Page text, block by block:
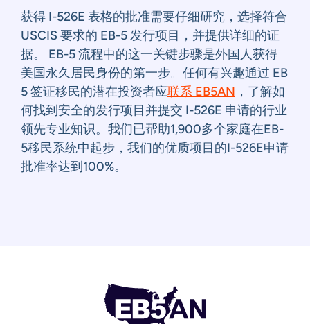
获得 I-526E 表格的批准需要仔细研究，选择符合
USCIS 要求的 EB-5 发行项目，并提供详细的证
据。 EB-5 流程中的这一关键步骤是外国人获得
美国永久居民身份的第一步。任何有兴趣通过 EB
5 签证移民的潜在投资者应联系 EB5AN ，了解如
何找到安全的发行项目并提交 I-526E 申请的行业
领先专业知识。我们已帮助1,900多个家庭在EB-
5移民系统中起步，我们的优质项目的I-526E申请
批准率达到100%。